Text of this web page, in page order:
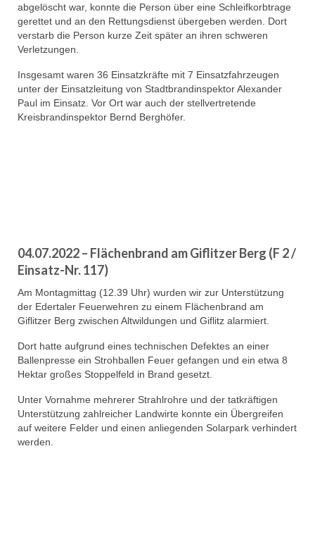
abgelöscht war, konnte die Person über eine Schleifkorbtrage
gerettet und an den Rettungsdienst übergeben werden. Dort
verstarb die Person kurze Zeit später an ihren schweren
Verletzungen.
Insgesamt waren 36 Einsatzkräfte mit 7 Einsatzfahrzeugen
unter der Einsatzleitung von Stadtbrandinspektor Alexander
Paul im Einsatz. Vor Ort war auch der stellvertretende
Kreisbrandinspektor Bernd Berghöfer.
04.07.2022 – Flächenbrand am Giflitzer Berg (F 2 /
Einsatz-Nr. 117)
Am Montagmittag (12.39 Uhr) wurden wir zur Unterstützung
der Edertaler Feuerwehren zu einem Flächenbrand am
Giflitzer Berg zwischen Altwildungen und Giflitz alarmiert.
Dort hatte aufgrund eines technischen Defektes an einer
Ballenpresse ein Strohballen Feuer gefangen und ein etwa 8
Hektar großes Stoppelfeld in Brand gesetzt.
Unter Vornahme mehrerer Strahlrohre und der tatkräftigen
Unterstützung zahlreicher Landwirte konnte ein Übergreifen
auf weitere Felder und einen anliegenden Solarpark verhindert
werden.